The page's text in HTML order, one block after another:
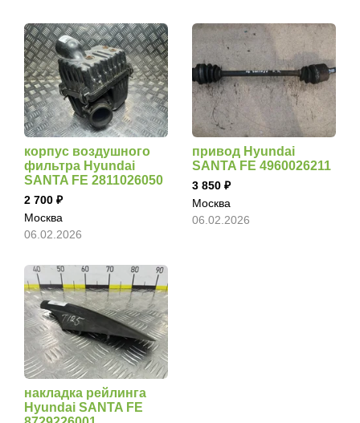
корпус воздушного
фильтра Hyundai
SANTA FE 2811026050
2 700
Москва
06.02.2026
привод Hyundai
SANTA FE 4960026211
3 850
Москва
06.02.2026
накладка рейлинга
Hyundai SANTA FE